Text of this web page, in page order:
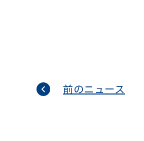
前のニュース